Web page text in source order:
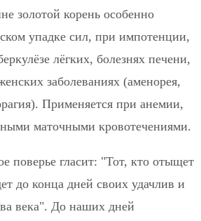
золотой корень особенно
упадке сил, при импотенции,
лёгких, болезнях печени,
заболеваниях (аменорея,
Применяется при анемии,
маточными кровотечениями.
поверье гласит: "Тот, кто отыщет
до конца дней своих удачлив и
века". До наших дней